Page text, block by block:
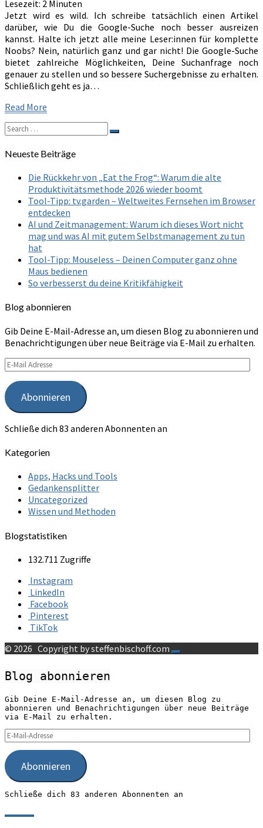
Suche
Lesezeit: 2 Minuten
Jetzt wird es wild. Ich schreibe tatsächlich einen Artikel
darüber, wie Du die Google-Suche noch besser ausreizen
kannst. Halte ich jetzt alle meine Leser:innen für komplette
Noobs? Nein, natürlich ganz und gar nicht! Die Google-Suche
bietet zahlreiche Möglichkeiten, Deine Suchanfrage noch
genauer zu stellen und so bessere Suchergebnisse zu erhalten.
Schließlich geht es ja…
Read More
Search
for:
Search
Neueste Beiträge
Die Rückkehr von „Eat the Frog“: Warum die alte
Produktivitätsmethode 2026 wieder boomt
Tool-Tipp: tv.garden – Weltweites Fernsehen im Browser
entdecken
AI und Zeitmanagement: Warum ich dieses Wort nicht
mag und was AI mit gutem Selbstmanagement zu tun
hat
Tool-Tipp: Mouseless – Deinen Computer ganz ohne
Maus bedienen
So verbesserst du deine Kritikfähigkeit
Blog abonnieren
Gib Deine E-Mail-Adresse an, um diesen Blog zu abonnieren und
Benachrichtigungen über neue Beiträge via E-Mail zu erhalten.
E-
Mail
Adresse
Abonnieren
Schließe dich 83 anderen Abonnenten an
Kategorien
Apps, Hacks und Tools
Gedankensplitter
Uncategorized
Wissen und Methoden
Blogstatistiken
132.711 Zugriffe
Instagram
LinkedIn
Facebook
Pinterest
TikTok
© 2026 Copyright by steffenbischoff.com
Blog abonnieren
Gib Deine E-Mail-Adresse an, um diesen Blog zu
abonnieren und Benachrichtigungen über neue Beiträge
via E-Mail zu erhalten.
E-
Mail-
Adresse
Abonnieren
Schließe dich 83 anderen Abonnenten an